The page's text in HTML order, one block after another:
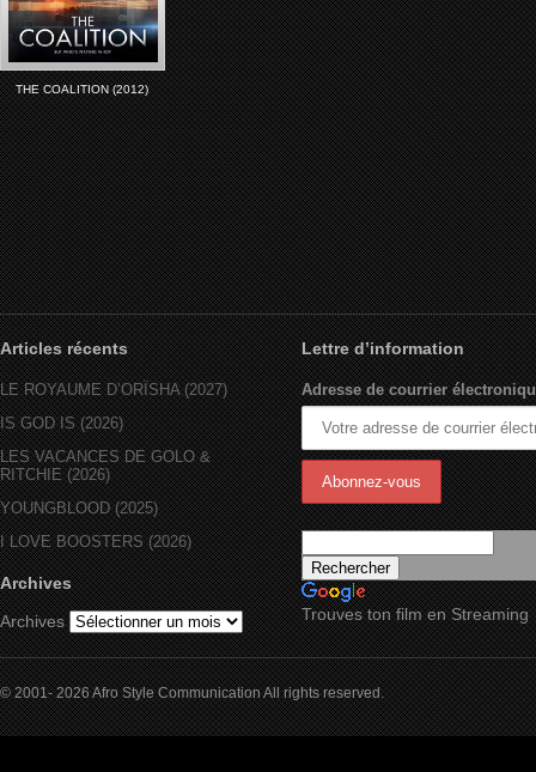
THE COALITION (2012)
Articles récents
LE ROYAUME D’ORÏSHA (2027)
IS GOD IS (2026)
LES VACANCES DE GOLO &
RITCHIE (2026)
YOUNGBLOOD (2025)
I LOVE BOOSTERS (2026)
Archives
Archives
Lettre d’information
Adresse de courrier
Trouves ton film en Streaming
© 2001- 2026 Afro Style Communication All rights reserved.